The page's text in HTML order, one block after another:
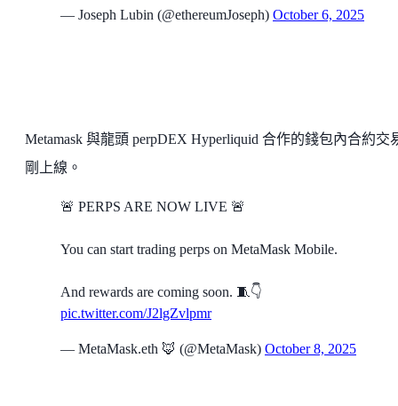
— Joseph Lubin (@ethereumJoseph) October 6, 2025
Metamask 與龍頭 perpDEX Hyperliquid 合作的錢包內合約交
剛上線。
🚨 PERPS ARE NOW LIVE 🚨
You can start trading perps on MetaMask Mobile.
And rewards are coming soon. 🧵👇
pic.twitter.com/J2lgZvlpmr
— MetaMask.eth 🦊 (@MetaMask) October 8, 2025